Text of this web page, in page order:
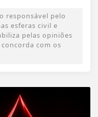
responsável pelo
esferas civil e
pelas opiniões
com os